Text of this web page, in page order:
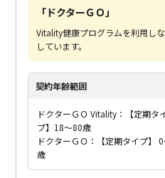
「ドクターＧＯ」
Vitality健康プログラムを利用し
しています。
契約年齢範囲
ドクターＧＯ Vitality：【定期タ
プ】18～80歳
ドクターＧＯ：【定期タイプ】
歳